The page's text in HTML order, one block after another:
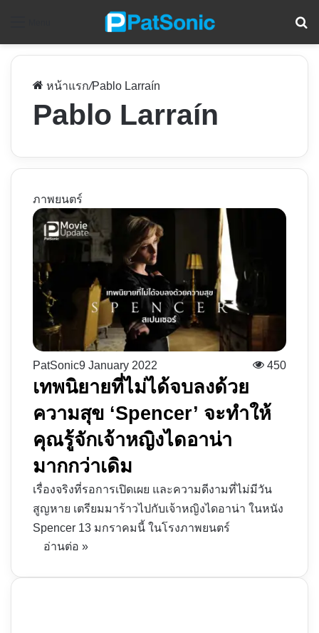
หน้าแรก/Pablo Larraín
Pablo Larraín
ภาพยนตร์
PatSonic9 January 2022 450
เทพนิยายที่ไม่ได้จบลงด้วย
ความสุข ‘Spencer’ จะทำให้
คุณรู้จักเจ้าหญิงไดอาน่า
มากกว่าเดิม
เรื่องจริงที่รอการเปิดเผย และความดีงามที่ไม่มีวัน
สูญหาย เตรียมมาร้าวไปกับเจ้าหญิงไดอาน่า ในหนัง
Spencer 13 มกราคมนี้ ในโรงภาพยนตร์
อ่านต่อ »